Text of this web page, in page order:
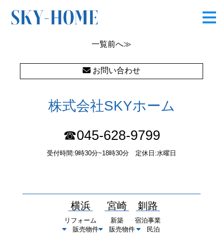
IMG_5461
一覧前へ≫
お問い合わせ
株式会社SKYホーム
☎045-628-9799
受付時間:9時30分~18時30分 定休日:水曜日
横浜
リフォーム
販売物件
宮崎
新築
販売物件
釧路
宿泊事業
民泊